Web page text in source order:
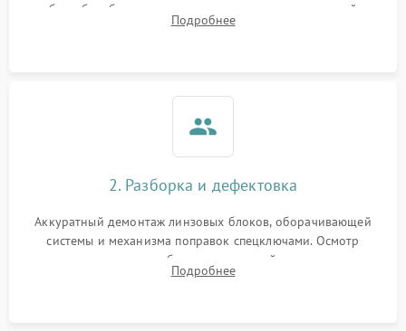
работы барабанчиков ввода поправок, кольца отстройки
параллакса и зума. Выявление сколов, внутренних
Подробнее
2. Разборка и дефектовка
Аккуратный демонтаж линзовых блоков, оборачивающей
системы и механизма поправок спецключами. Осмотр
внутренних резьбовых соединений, пружин и
уплотнительных колец. Поиск причин люфта, смещения
Подробнее